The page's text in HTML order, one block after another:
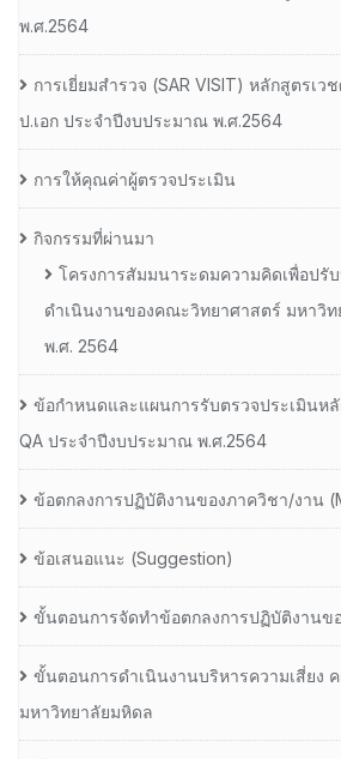
พ.ศ.2564
การเยี่ยมสํารวจ (SAR VISIT) หลักสูตรเว
ป.เอก ประจําปีงบประมาณ พ.ศ.2564
การให้คุณค่าผู้ตรวจประเมิน
กิจกรรมที่ผ่านมา
โครงการสัมมนาระดมความคิดเพื่อปรั
ดำเนินงานของคณะวิทยาศาสตร์ มหาวิ
พ.ศ. 2564
ข้อกำหนดและแผนการรับตรวจประเมินห
QA ประจำปีงบประมาณ พ.ศ.2564
ข้อตกลงการปฏิบัติงานของภาควิชา/งาน
ข้อเสนอแนะ (Suggestion)
ขั้นตอนการจัดทำข้อตกลงการปฏิบัติงานข
ขั้นตอนการดำเนินงานบริหารความเสี่ยง
มหาวิทยาลัยมหิดล